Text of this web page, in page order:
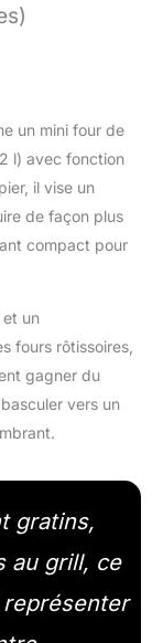
un mini four de
l) avec fonction
il vise un
de façon plus
compact pour
et un
fours rôtissoires,
gagner du
vers un
gratins,
au grill, ce